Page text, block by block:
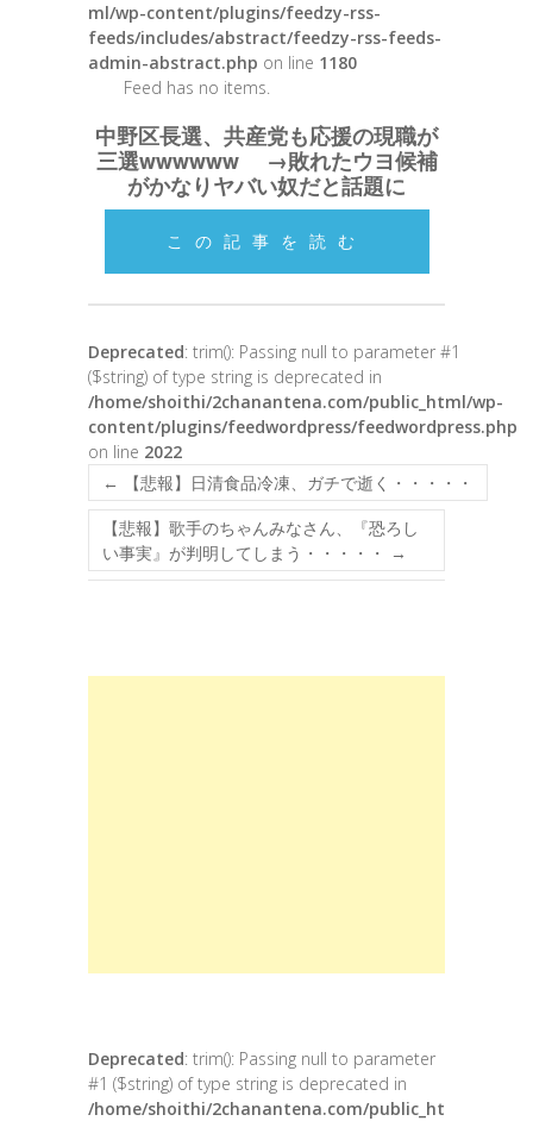
ml/wp-content/plugins/feedzy-rss-
feeds/includes/abstract/feedzy-rss-feeds-
admin-abstract.php on line 1180
Feed has no items.
中野区長選、共産党も応援の現職が
三選wwwwww →敗れたウヨ候補
がかなりヤバい奴だと話題に
この記事を読む
Deprecated: trim(): Passing null to parameter #1
($string) of type string is deprecated in
/home/shoithi/2chanantena.com/public_html/wp-
content/plugins/feedwordpress/feedwordpress.php
on line 2022
←
【悲報】日清食品冷凍、ガチで逝く・・・・・
【悲報】歌手のちゃんみなさん、『恐ろし
い事実』が判明してしまう・・・・・
→
Deprecated: trim(): Passing null to parameter
#1 ($string) of type string is deprecated in
/home/shoithi/2chanantena.com/public_ht